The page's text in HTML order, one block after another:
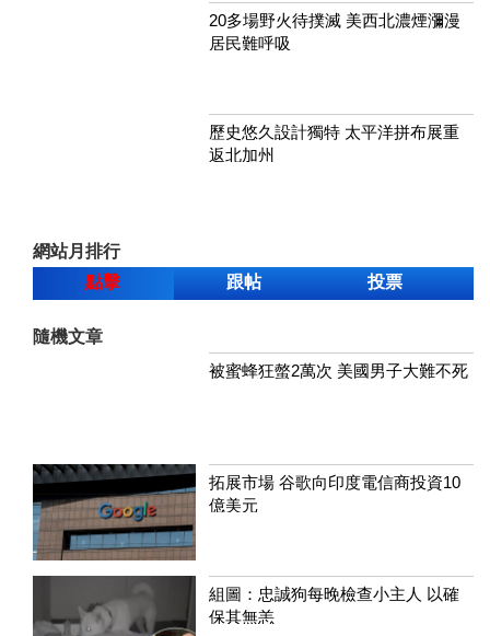
20多場野火待撲滅 美西北濃煙瀰漫
居民難呼吸
歷史悠久設計獨特 太平洋拼布展重
返北加州
網站月排行
點擊
跟帖 投票
隨機文章
被蜜蜂狂螫2萬次 美國男子大難不死
拓展市場 谷歌向印度電信商投資10
億美元
組圖：忠誠狗每晚檢查小主人 以確
保其無恙